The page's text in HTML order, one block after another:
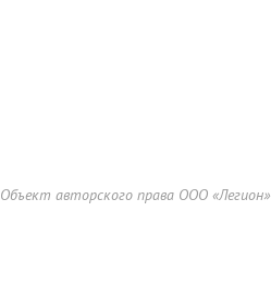
Объект авторского права ООО «Легион»